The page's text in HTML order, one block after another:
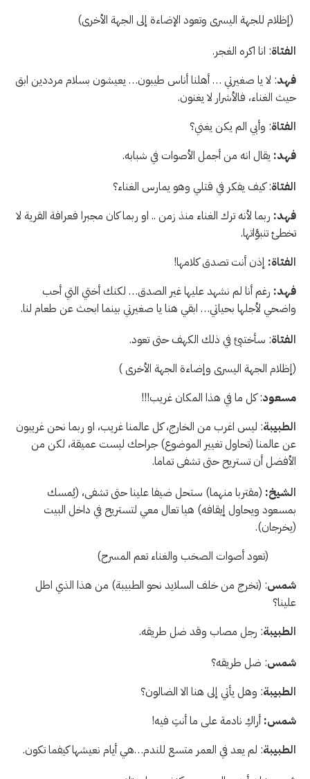
(إظلام للجهة اليسرى وتعود الإضاءة إلى الجهة الأخرى)
الفتاة: انا اكره الغجر.
فهد: لا يا صغيرتي … أهلنا أناس طيبون… يعيشون بسلام مرددين ابق
حيث الغناء، فالأشرار لا يغنون.
الفتاة: وأبي الم يكن يغني؟
فهد: يقال انه من أجمل الأصوات في شبابه.
الفتاة: كيف يفكر في قتلي وهو يمارس الغناء؟
فهد: ربما لأنه ترك الغناء منذ زمن .. او ربما كان مجبرا فعرافة القرية لا
تخطئ تنبؤاتها.
الفتاة: إذن أنت تصدق كلامها!
فهد: رغم أنا لم نشهد عليها غير الصدق… لكنك أختي التي أحب
واضحي لأجلها بحياتي… ابقي هنا يا صغيرتي بينما ابحث عن طعام لنا.
الفتاة: سأختبئ في ذلك الكهف حتى تعود.
(إظلام الجهة اليسرى وإضاءة الجهة الأخرى )
مسعود: كل ما في هذا المكان غريب!!!
الطبيبة: ليس اغرب من الخارج، كل عالمنا غريب، او ربما نحن غريبون
عن عالمنا (تحاول تغيير الموضوع) جراحك ليست عميقة، لكن من
الأفضل أن تستريح حتى تشفى تماما.
الشيخ: (مقتربا منهما) ستحل ضيفا علينا حتى تشفى، (يُمسك
بمسعود ويحاول إيقافه) هيا تعال معي لتستريح في داخل البيت
(يخرجان).
(تعود أصوات الصخب والغناء تعم المسرح)
شمس: (تخرج من خلف السلايد نحو الطبيبة) من هذا الذي اطل
علينا؟
الطبيبة: رجل مصاب وقد ضل طريقه.
شمس: ضل طريقه؟
الطبيبة: وهل يأتي إلى هنا الا الضالون؟
شمس: أراكِ نادمة على ما أنتِ فيه!
الطبيبة: لم يعد في العمر متسع للندم…هي أيام نعيشها كيفما تكون.